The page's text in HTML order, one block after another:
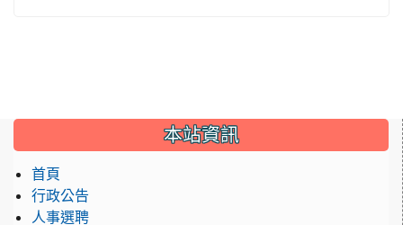
::: 本站資訊
首頁
行政公告
人事選聘